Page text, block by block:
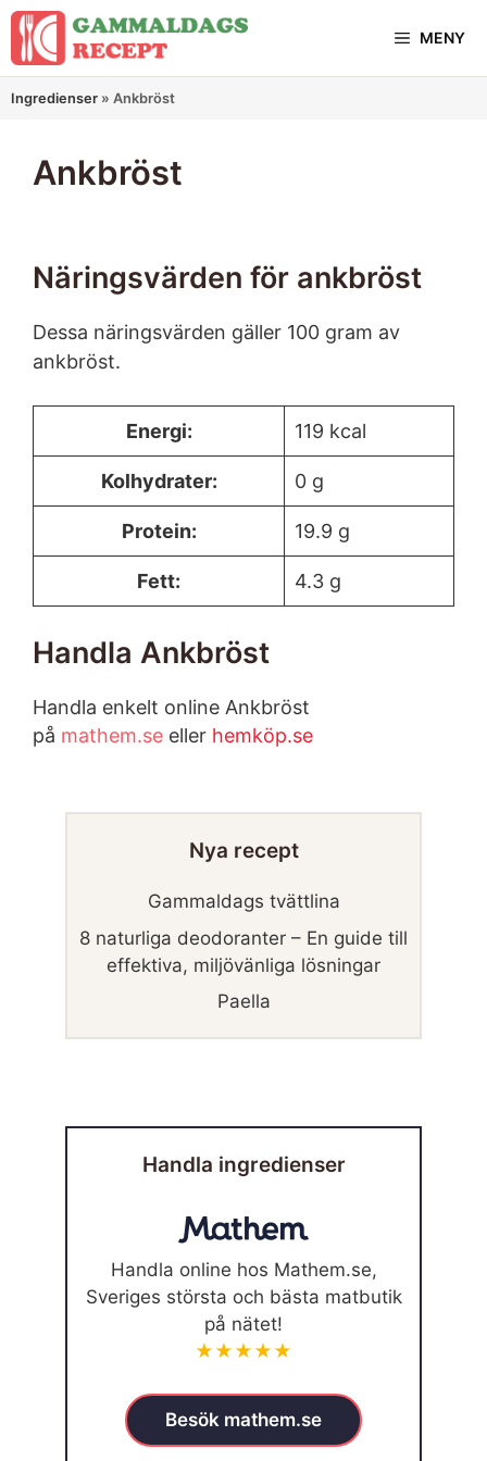
Hoppa
innehåll
MENY
Ingredienser » Ankbröst
Ankbröst
Näringsvärden för ankbröst
Dessa näringsvärden gäller 100 gram av
ankbröst.
Energi: 119 kcal
Kolhydrater: 0 g
Protein: 19.9 g
Fett: 4.3 g
Handla Ankbröst
Handla enkelt online Ankbröst
på mathem.se eller hemköp.se
Nya recept
Gammaldags tvättlina
8 naturliga deodoranter – En guide till
effektiva, miljövänliga lösningar
Paella
Handla ingredienser
Handla online hos Mathem.se,
Sveriges största och bästa matbutik
på nätet!
★★★★★
Besök mathem.se